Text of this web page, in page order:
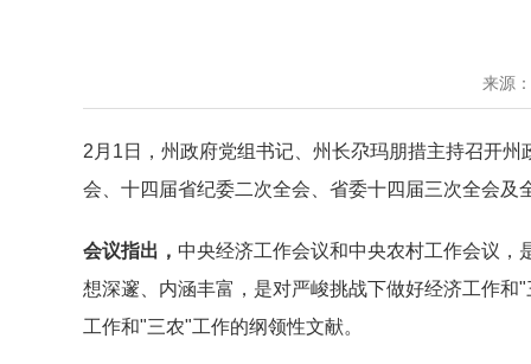
来源
2月1日，州政府党组书记、州长尕玛朋措主持召开
会、十四届省纪委二次全会、省委十四届三次全会
会议指出， 中央经济工作会议和中央农村工作会议
想深邃、内涵丰富，是对严峻挑战下做好经济工作
工作和"三农"工作的纲领性文献。